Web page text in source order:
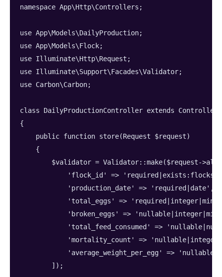
namespace App\Http\Controllers;
use App\Models\DailyProduction;
use App\Models\Flock;
use Illuminate\Http\Request;
use Illuminate\Support\Facades\Validator;
use Carbon\Carbon;
class DailyProductionController extends Controller
{
    public function store(Request $request)
    {
$validator = Validator::make($request-
'flock_id' =>
            'production_date' => 'required|date',
'total_eggs' =>
'broken_eggs' =>
'total_feed_consumed' =>
'mortality_count' =>
'average_weight_per_egg' =>
        ]);